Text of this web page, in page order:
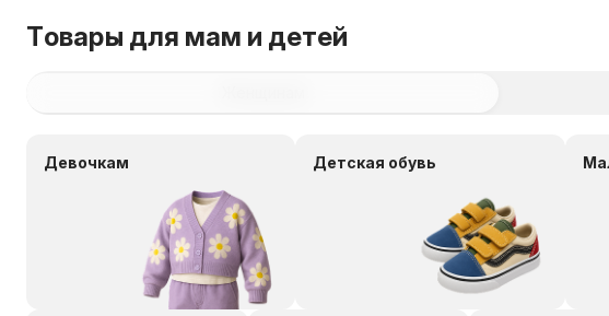
Товары для мам и детей
Девочкам Детская обувь